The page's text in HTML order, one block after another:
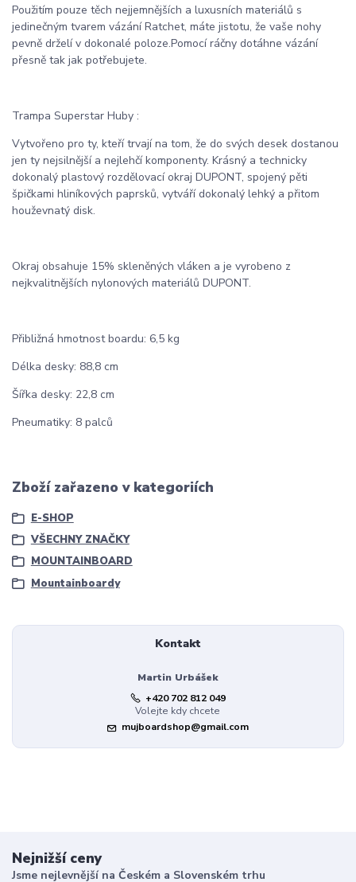
Použitím pouze těch nejjemnějších a luxusních materiálů s
jedinečným tvarem vázání Ratchet, máte jistotu, že vaše nohy
pevně drželí v dokonalé poloze.Pomocí ráčny dotáhne vázání
přesně tak jak potřebujete.
Trampa Superstar Huby :
Vytvořeno pro ty, kteří trvají na tom, že do svých desek dostanou
jen ty nejsilnější a nejlehčí komponenty. Krásný a technicky
dokonalý plastový rozdělovací okraj DUPONT, spojený pěti
špičkami hliníkových paprsků, vytváří dokonalý lehký a přitom
houževnatý disk.
Okraj obsahuje 15% skleněných vláken a je vyrobeno z
nejkvalitnějších nylonových materiálů DUPONT.
Přibližná hmotnost boardu: 6,5 kg
Délka desky: 88,8 cm
Šířka desky: 22,8 cm
Pneumatiky: 8 palců
Zboží zařazeno v kategoriích
E-SHOP
VŠECHNY ZNAČKY
MOUNTAINBOARD
Mountainboardy
Kontakt
Martin Urbášek
+420 702 812 049
Volejte kdy chcete
mujboardshop@gmail.com
Nejnižší ceny
Jsme nejlevnější na Českém a Slovenském trhu